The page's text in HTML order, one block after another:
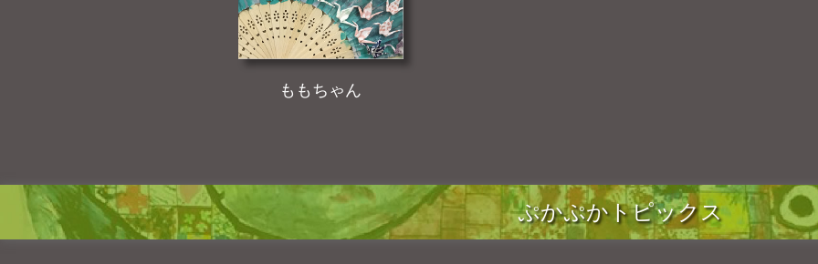
ももちゃん
ぷかぷかトピックス